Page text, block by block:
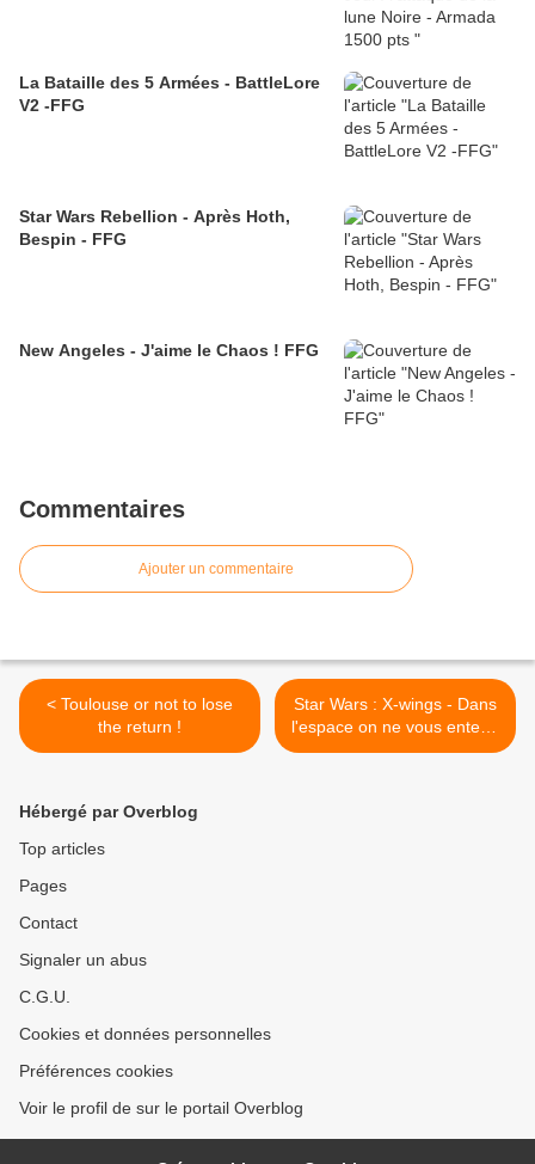
La Bataille des 5 Armées - BattleLore
V2 -FFG
Star Wars Rebellion - Après Hoth,
Bespin - FFG
New Angeles - J'aime le Chaos ! FFG
Commentaires
Ajouter un commentaire
< Toulouse or not to lose
the return !
Star Wars : X-wings - Dans
l'espace on ne vous entend
pas crier ! >
Hébergé par Overblog
Top articles
Pages
Contact
Signaler un abus
C.G.U.
Cookies et données personnelles
Préférences cookies
Voir le profil de sur le portail Overblog